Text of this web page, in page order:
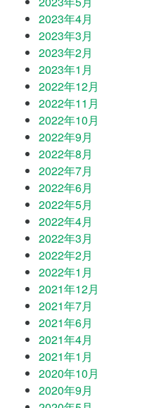
2023年4月
2023年3月
2023年2月
2023年1月
2022年12月
2022年11月
2022年10月
2022年9月
2022年8月
2022年7月
2022年6月
2022年5月
2022年4月
2022年3月
2022年2月
2022年1月
2021年12月
2021年7月
2021年6月
2021年4月
2021年1月
2020年10月
2020年9月